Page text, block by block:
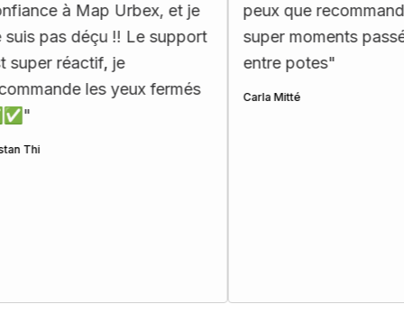
à Map Urbex, et je
pas déçu !! Le support
réactif, je
les yeux fermés
peux que recommander.
super moments passés
entre potes"
Carla Mitté